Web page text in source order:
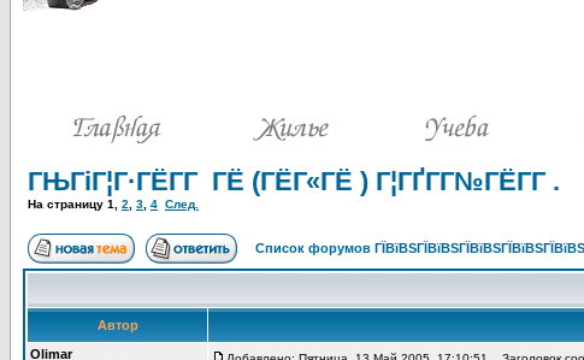
ГЊГіГ¦Г·ГЁГ­Г ГЁ (ГЁГ«ГЁ ) Г¦ГҐГ­Г№ГЁГ­Г .
На страницу 1 2 3 4 След.
Список форумов
Автор
Olimar